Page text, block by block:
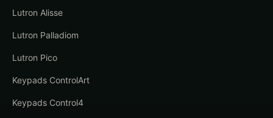
Lutron Alisse
Lutron Palladiom
Lutron Pico
Keypads ControlArt
Keypads Control4